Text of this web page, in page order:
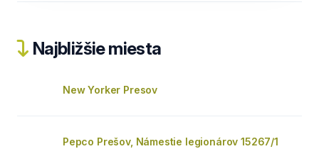
Najbližšie miesta
New Yorker Presov
Pepco Prešov, Námestie legionárov 15267/1